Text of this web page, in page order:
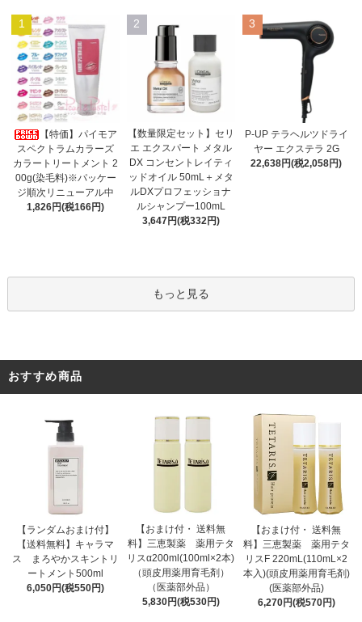
1
【特価】パイモア
スペクトラムカラーズ
カラートリートメント 2
00g(染毛料)※パッケー
ジ順次リニューアル中
1,826円(税166円)
2
【数量限定セット】セリ
エ エクスパート メタル
DX コンセントレイティ
ッドオイル 50mL＋メタ
ルDXプロフェッショナ
ルシャンプー100mL
3,647円(税332円)
3
P-UP テラヘルツドライ
ヤー エクステラ 2G
22,638円(税2,058円)
もっと見る
おすすめ商品
【ランダムおまけ付】
【送料無料】キャラマ
ス まろやかスキントリ
ートメント500ml
6,050円(税550円)
【おまけ付・ 送料無
料】三恵製薬 薬用テタ
リスα200ml(100ml×2本)
（頭皮用薬用育毛剤）
（医薬部外品）
5,830円(税530円)
【おまけ付・ 送料無
料】三恵製薬 薬用テタ
リスF 220mL(110mL×2
本入)(頭皮用薬用育毛剤)
(医薬部外品)
6,270円(税570円)